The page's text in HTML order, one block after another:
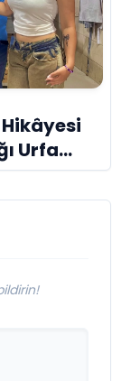
Urfa